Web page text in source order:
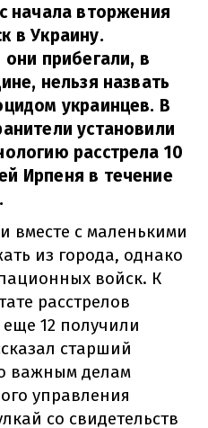
начала вторжения
в Украину.
прибегали, в
нельзя назвать
украинцев. В
установили
расстрела 10
Ирпеня в течение
вместе с маленькими
из города, однако
войск. К
расстрелов
12 получили
старший
важным делам
управления
со свидетельств